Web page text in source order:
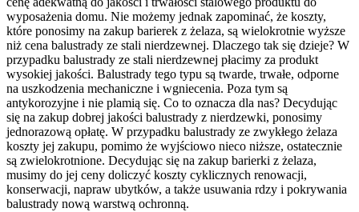
wyposażenia domu. Nie możemy jednak zapominać, że koszty,
które ponosimy na zakup barierek z żelaza, są wielokrotnie wyższe
niż cena balustrady ze stali nierdzewnej. Dlaczego tak się dzieje? W
przypadku balustrady ze stali nierdzewnej płacimy za produkt
wysokiej jakości. Balustrady tego typu są twarde, trwałe, odporne
na uszkodzenia mechaniczne i wgniecenia. Poza tym są
antykorozyjne i nie plamią się. Co to oznacza dla nas? Decydując
się na zakup dobrej jakości balustrady z nierdzewki, ponosimy
jednorazową opłatę. W przypadku balustrady ze zwykłego żelaza
koszty jej zakupu, pomimo że wyjściowo nieco niższe, ostatecznie
są zwielokrotnione. Decydując się na zakup barierki z żelaza,
musimy do jej ceny doliczyć koszty cyklicznych renowacji,
konserwacji, napraw ubytków, a także usuwania rdzy i pokrywania
balustrady nową warstwą ochronną.